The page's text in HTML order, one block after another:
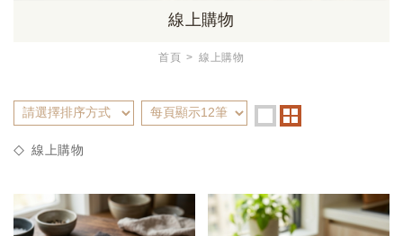
線上購物
首頁 線上購物
線上購物
追蹤清單